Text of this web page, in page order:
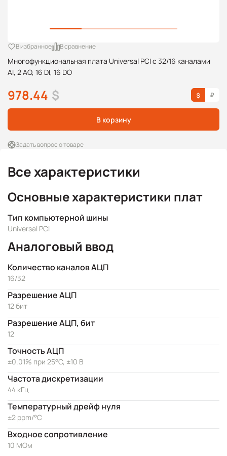
Многофункциональная плата Universal PCI с 32/16 каналами
AI, 2 AO, 16 DI, 16 DO
В избранное В сравнение
978.44 $
В корзину
Задать вопрос о товаре
Все характеристики
Основные характеристики плат
Тип компьютерной шины
Universal PCI
Аналоговый ввод
Количество каналов АЦП
16/32
Разрешение АЦП
12 бит
Разрешение АЦП, бит
12
Точность АЦП
±0.01% при 25°C, ±10 В
Частота дискретизации
44 кГц
Температурный дрейф нуля
±2 ppm/°C
Входное сопротивление
10 МОм